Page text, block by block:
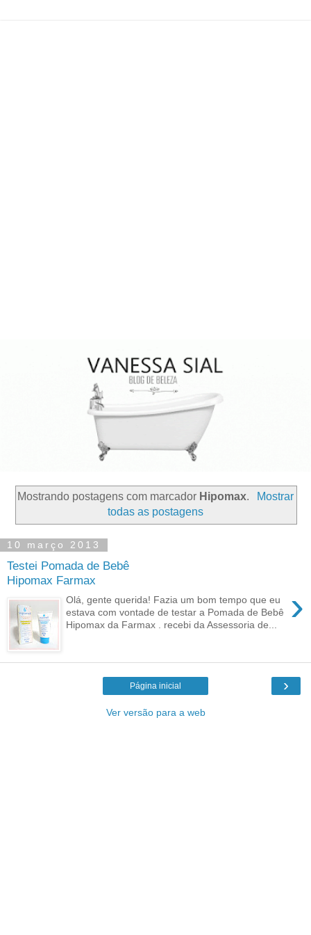
Mostrando postagens com marcador Hipomax.
Mostrar
todas as postagens
10 março 2013
Testei Pomada de Bebê
Hipomax Farmax
›
Olá, gente querida! Fazia um bom tempo que eu
estava com vontade de testar a Pomada de Bebê
Hipomax da Farmax . recebi da Assessoria de...
›
Página inicial
Ver versão para a web